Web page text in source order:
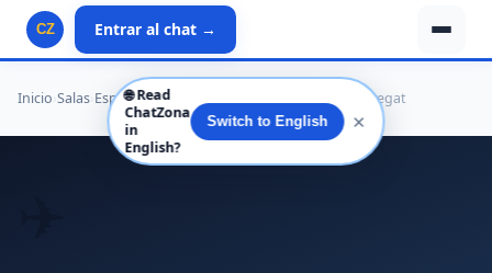
CZ Entrar al chat →
Inicio Salas España›Cataluña El Prat de Llobregat
🌐 Read
ChatZona
in
English?
Switch to English ✕